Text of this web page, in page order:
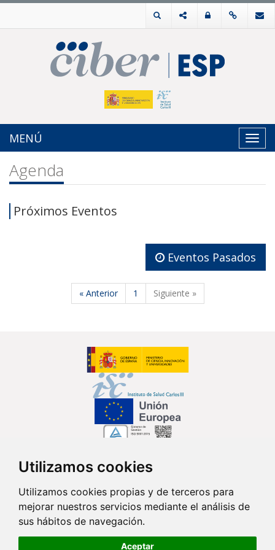
Utilizamos cookies
Utilizamos cookies propias y de terceros para
mejorar nuestros servicios mediante el análisis de
sus hábitos de navegación.
Aceptar
MENÚ
Agenda
Próximos Eventos
Eventos Pasados
« Anterior 1 Siguiente »
Síguenos en...
Contacto
Av. Monforte de Lemos, 3-5. Pabellón 11. Planta 0 28029 Madrid